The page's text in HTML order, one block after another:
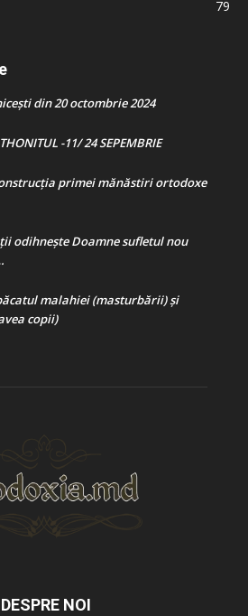
79
din 20 octombrie 2024
-11/ 24 SEPEMBRIE
primei mănăstiri ortodoxe
odihnește Doamne sufletul nou
malahiei (masturbării) şi
copii)
DESPRE NOI